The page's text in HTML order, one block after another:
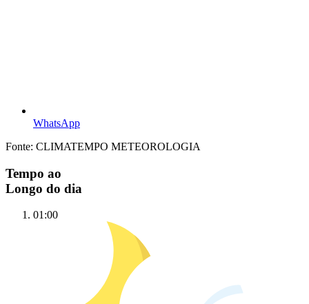
WhatsApp
Fonte: CLIMATEMPO METEOROLOGIA
Tempo ao
Longo do dia
01:00